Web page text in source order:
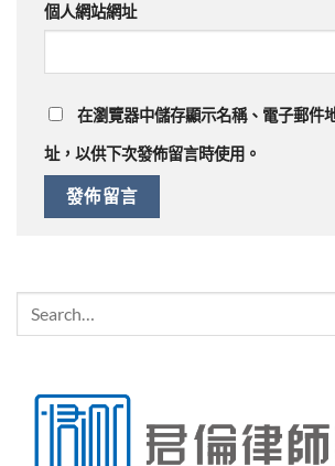
個人網站網址
在瀏覽器中儲存顯示名稱、電子郵件
址，以供下次發佈留言時使用。